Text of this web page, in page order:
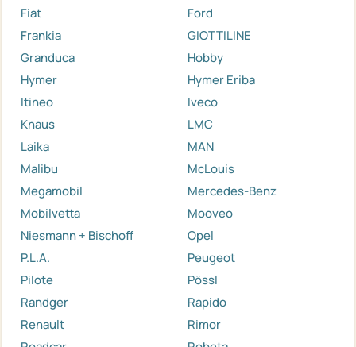
Fiat
Ford
Frankia
GIOTTILINE
Granduca
Hobby
Hymer
Hymer Eriba
Itineo
Iveco
Knaus
LMC
Laika
MAN
Malibu
McLouis
Megamobil
Mercedes-Benz
Mobilvetta
Mooveo
Niesmann + Bischoff
Opel
P.L.A.
Peugeot
Pilote
Pössl
Randger
Rapido
Renault
Rimor